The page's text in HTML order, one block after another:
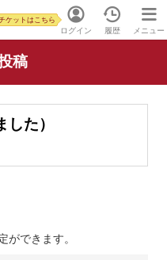
ログイン
ケットはこちら
履歴 メニュー
稿
た）
ができます。